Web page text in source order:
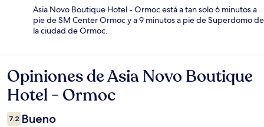
Asia Novo Boutique Hotel - Ormoc está a tan solo 6 minutos a
pie de SM Center Ormoc y a 9 minutos a pie de Superdomo de
la ciudad de Ormoc.
Opiniones
Opiniones de Asia Novo Boutique
Hotel - Ormoc
7.2 Bueno